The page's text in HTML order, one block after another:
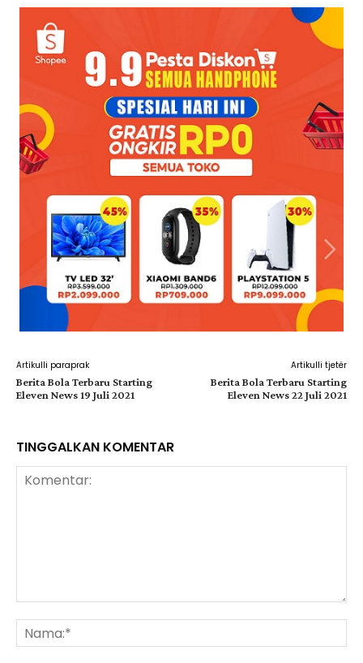
Artikulli paraprak
Berita Bola Terbaru Starting
Eleven News 19 Juli 2021
Artikulli tjetër
Berita Bola Terbaru Starting
Eleven News 22 Juli 2021
TINGGALKAN KOMENTAR